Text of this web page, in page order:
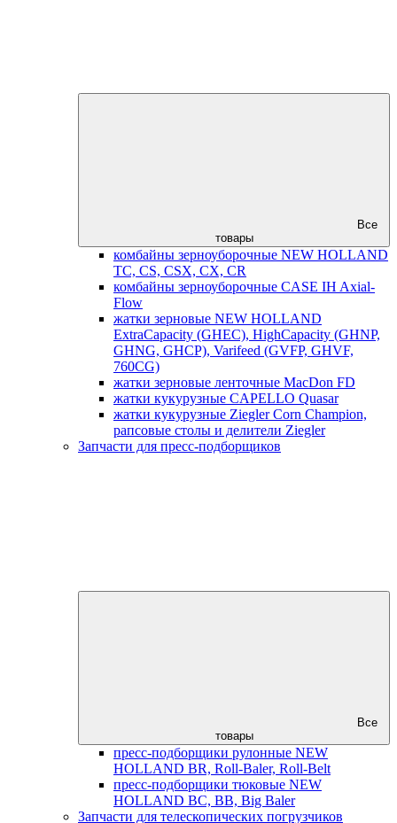
Все
товары
комбайны зерноуборочные NEW HOLLAND
TC, CS, CSX, CX, CR
комбайны зерноуборочные CASE IH Axial-
Flow
жатки зерновые NEW HOLLAND
ExtraCapacity (GHEC), HighCapacity (GHNP,
GHNG, GHCP), Varifeed (GVFP, GHVF,
760CG)
жатки зерновые ленточные MacDon FD
жатки кукурузные CAPELLO Quasar
жатки кукурузные Ziegler Corn Champion,
рапсовые столы и делители Ziegler
Запчасти для пресс-подборщиков
Все
товары
пресс-подборщики рулонные NEW
HOLLAND BR, Roll-Baler, Roll-Belt
пресс-подборщики тюковые NEW
HOLLAND BC, BB, Big Baler
Запчасти для телескопических погрузчиков